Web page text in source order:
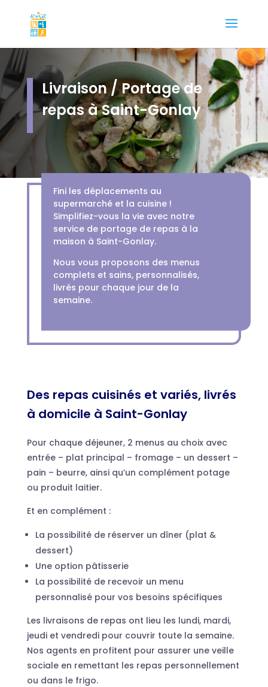
Livraison / Portage de
repas à Saint-Gonlay
Fini les déplacements au
supermarché et la cuisine !
Simplifiez-vous la vie avec notre
service de portage de repas à la
maison à Saint-Gonlay.
Nous vous proposons des menus
complets et sains, personnalisés,
livrés pour chaque jour de la
semaine.
Des repas cuisinés et variés, livrés
à domicile à Saint-Gonlay
Pour chaque déjeuner, 2 menus au choix avec
entrée – plat principal – fromage – un dessert –
pain – beurre, ainsi qu’un complément potage
ou produit laitier.
Et en complément :
La possibilité de réserver un dîner (plat &
dessert)
Une option pâtisserie
La possibilité de recevoir un menu
personnalisé pour vos besoins spécifiques
Les livraisons de repas ont lieu les lundi, mardi,
jeudi et vendredi pour couvrir toute la semaine.
Nos agents en profitent pour assurer une veille
sociale en remettant les repas personnellement
ou dans le frigo.